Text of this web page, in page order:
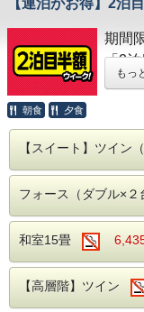
期間
「2泊
対象
に分
表記
例)
円(
2泊
もっ
朝食 夕食
【スイート】ツイン
フォース（ダブル×
和室15畳
【高層階】ツイン